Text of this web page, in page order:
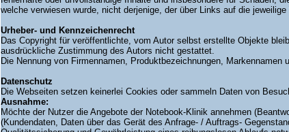
welche verwiesen wurde, nicht derjenige, der über Links auf die jeweilige
Urheber- und Kennzeichenrecht
Das Copyright für veröffentlichte, vom Autor selbst erstellte Objekte
ausdrückliche Zustimmung des Autors nicht gestattet.
Die Nennung von Firmennamen, Produktbezeichnungen,
Datenschutz
Die Webseiten setzen keinerlei Cookies oder sammeln Daten von
Ausnahme:
Möchte der Nutzer die Angebote der Notebook-Klinik annehmen
(Kundendaten, Daten über das Gerät des Anfrage- / Auftrags-